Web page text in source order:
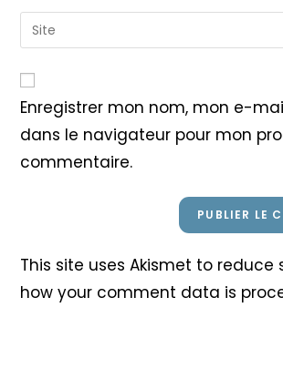
to
comment
email
address
Saisir
l’URL
votre
site
(facultatif)
Enregistrer mon nom, mon e-
dans le navigateur pour mon
commentaire.
This site uses Akismet to reduce
how your comment data is